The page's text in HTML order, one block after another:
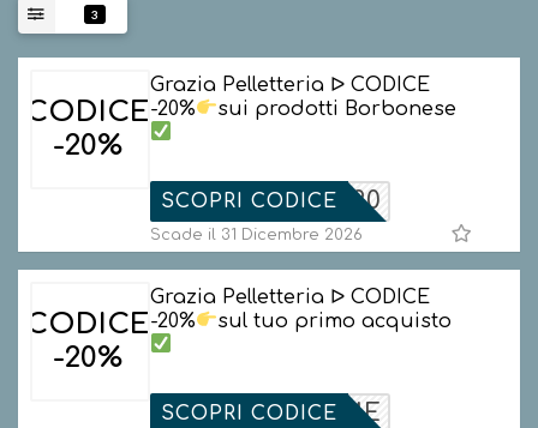
3
CODICE
-20%
Grazia Pelletteria ᐅ CODICE
-20%
sui prodotti Borbonese
BONESE20
SCOPRI CODICE
Scade il 31 Dicembre 2026
CODICE
-20%
Grazia Pelletteria ᐅ CODICE
-20%
sul tuo primo acquisto
WELCOME
SCOPRI CODICE